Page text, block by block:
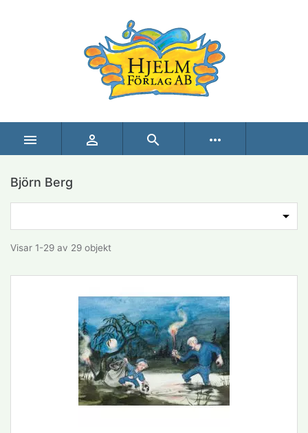
   more_horiz
Björn Berg

Visar 1-29 av 29 objekt